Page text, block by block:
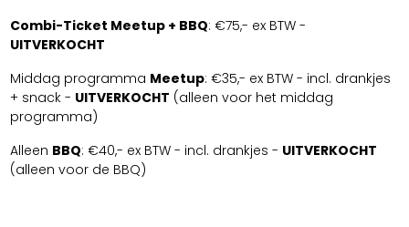
Combi-Ticket Meetup + BBQ: €75,- ex BTW -
UITVERKOCHT
Middag programma Meetup: €35,- ex BTW - incl. drankjes
+ snack - UITVERKOCHT (alleen voor het middag
programma)
Alleen BBQ: €40,- ex BTW - incl. drankjes - UITVERKOCHT
(alleen voor de BBQ)